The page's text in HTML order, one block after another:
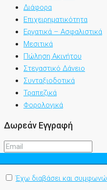
Διάφορα
Επιχειρηματικότητα
Εργατικά – Ασφαλιστικά
Μεσιτικά
Πώληση Ακινήτου
Στεγαστικό Δάνειο
Συνταξιοδοτικά
Τραπεζικά
Φορολογικά
Δωρεάν Εγγραφή
Έχω διαβάσει και